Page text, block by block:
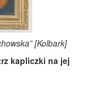
[Kolbark]
kapliczki na jej